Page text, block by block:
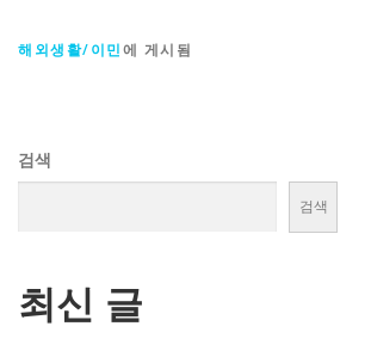
해외생활/이민에 게시됨
검색
검색
최신 글